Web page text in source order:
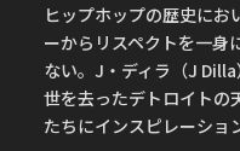
ヒップホップの歴史にお
ーからリスペクトを一身
ない。J・ディラ（J
世を去ったデトロイトの
たちにインスピレーショ